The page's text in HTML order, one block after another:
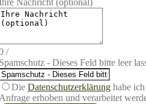
Nachricht (optional)
/
- Dieses Feld bitte leer
Die Datenschutzerklärung habe
erhoben und verarbeitet